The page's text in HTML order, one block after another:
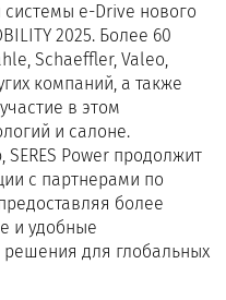
e-Drive нового
2025. Более 60
Schaeffler, Valeo,
компаний, а также
в этом
и салоне.
Power продолжит
с партнерами по
более
и удобные
для глобальных